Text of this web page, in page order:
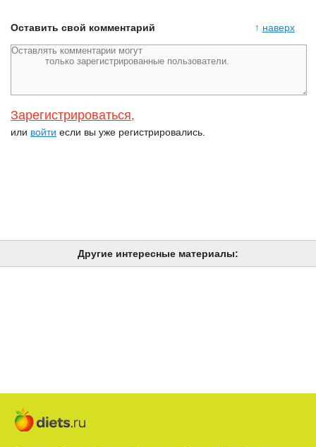
↑ наверх
Оставить свой комментарий
Зарегистрироваться,
или войти если вы уже регистрировались.
Другие интересные материалы: